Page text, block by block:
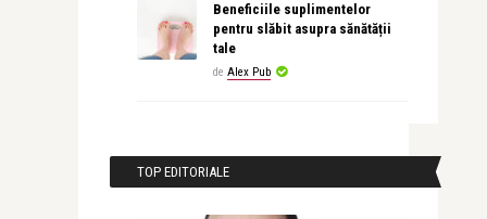
Beneficiile suplimentelor
pentru slăbit asupra sănătății
tale
de Alex Pub
TOP EDITORIALE